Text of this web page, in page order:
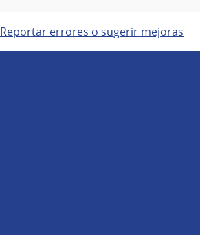
Reportar errores o sugerir mejoras